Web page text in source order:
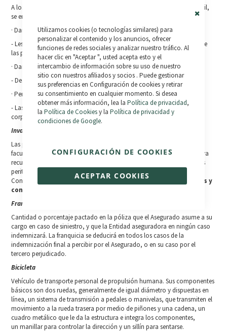
Utilizamos cookies (o tecnologías similares) para
personalizar el contenido y los anuncios, ofrecer
funciones de redes sociales y analizar nuestro tráfico. Al
hacer clic en "Aceptar ", usted acepta esto y el
intercambio de información sobre su uso de nuestro
sitio con nuestros afiliados y socios . Puede gestionar
sus preferencias en Configuración de cookies y retirar
su consentimiento en cualquier momento. Si desea
obtener más información, lea la Política de privacidad,
la Política de Cookiesy la Política de privacidad y
condiciones de Google.
ACEPTAR COOKIES
CONFIGURACIÓN DE COOKIES
A los efectos de este contrato y de la cobertura de Responsabilidad Civil,
se entenderán por:
· Daños corporales:
- Lesión corporal, muerte o cualquier otro daño a la integridad física de
las personas.
· Daños materiales:
- Destrucción, deterioro o pérdida de cosas o animales.
· Perjuicios consecutivos:
- Las pérdidas económicas que son consecuencia directa de los daños
corporales o materiales sufridos por el reclamante de dicha pérdida.
Invalidez Permanente
Las pérdidas orgánicas, anatómicas o funcionales de los miembros y
facultades que originen al Asegurado secuelas físicas irreversibles, y cuya
recuperación no se estime previsible de acuerdo con el dictamen de los
peritos médicos nombrados conforme al Artículo 104 de la Ley de
Contrato de Seguro
, sin que sean de aplicación las definiciones y
conceptos de la
Franquicia
Cantidad o porcentaje pactado en la póliza que el Asegurado asume a su
cargo en caso de siniestro, y que la Entidad aseguradora en ningún caso
indemnizará. La franquicia se deducirá en todos los casos de la
indemnización final a percibir por el Asegurado, o en su caso por el
tercero perjudicado.
Bicicleta
Vehículo de transporte personal de propulsión humana. Sus componentes
básicos son dos ruedas, generalmente de igual diámetro y dispuestas en
línea, un sistema de transmisión a pedales o manivelas, que transmiten el
movimiento a la rueda trasera por medio de piñones y una cadena, un
cuadro metálico que le da la estructura e integra los componentes,
un manillar para controlar la dirección y un sillín para sentarse.